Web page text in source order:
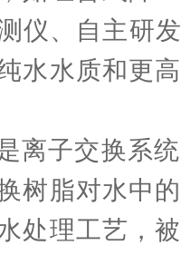
仪、自主研
水水质和更
子交换系统
树脂对水中
处理工艺，